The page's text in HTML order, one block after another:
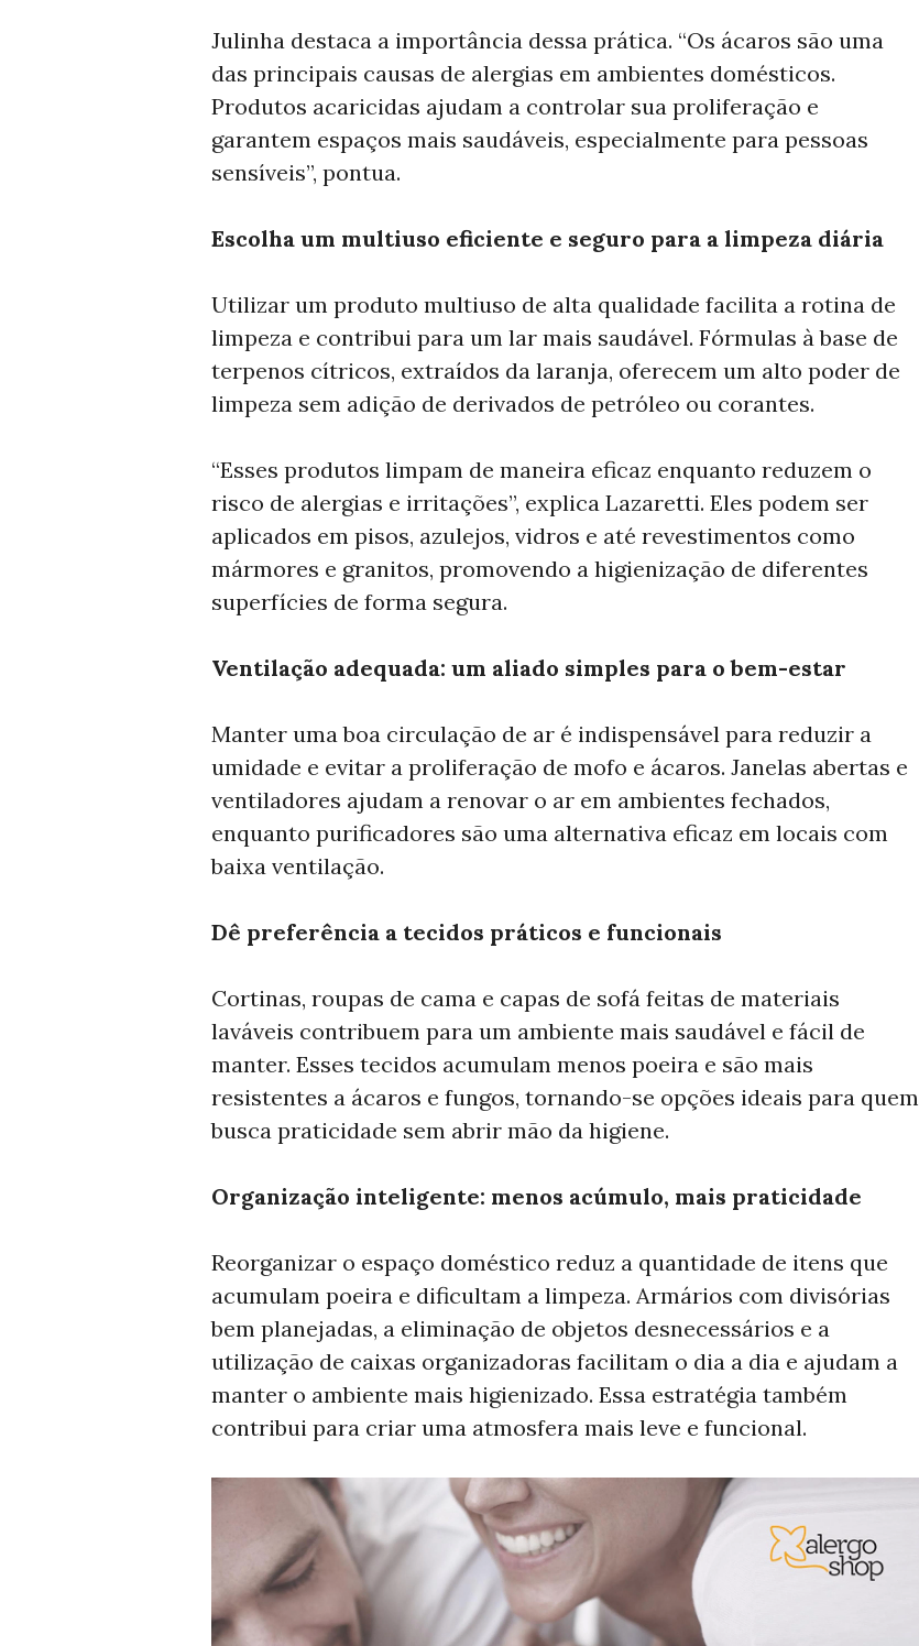
Julinha destaca a importância dessa prática. “Os ácaros são uma
das principais causas de alergias em ambientes domésticos.
Produtos acaricidas ajudam a controlar sua proliferação e
garantem espaços mais saudáveis, especialmente para pessoas
sensíveis”, pontua.
Escolha um multiuso eficiente e seguro para a limpeza diária
Utilizar um produto multiuso de alta qualidade facilita a rotina de
limpeza e contribui para um lar mais saudável. Fórmulas à base de
terpenos cítricos, extraídos da laranja, oferecem um alto poder de
limpeza sem adição de derivados de petróleo ou corantes.
“Esses produtos limpam de maneira eficaz enquanto reduzem o
risco de alergias e irritações”, explica Lazaretti. Eles podem ser
aplicados em pisos, azulejos, vidros e até revestimentos como
mármores e granitos, promovendo a higienização de diferentes
superfícies de forma segura.
Ventilação adequada: um aliado simples para o bem-estar
Manter uma boa circulação de ar é indispensável para reduzir a
umidade e evitar a proliferação de mofo e ácaros. Janelas abertas e
ventiladores ajudam a renovar o ar em ambientes fechados,
enquanto purificadores são uma alternativa eficaz em locais com
baixa ventilação.
Dê preferência a tecidos práticos e funcionais
Cortinas, roupas de cama e capas de sofá feitas de materiais
laváveis contribuem para um ambiente mais saudável e fácil de
manter. Esses tecidos acumulam menos poeira e são mais
resistentes a ácaros e fungos, tornando-se opções ideais para quem
busca praticidade sem abrir mão da higiene.
Organização inteligente: menos acúmulo, mais praticidade
Reorganizar o espaço doméstico reduz a quantidade de itens que
acumulam poeira e dificultam a limpeza. Armários com divisórias
bem planejadas, a eliminação de objetos desnecessários e a
utilização de caixas organizadoras facilitam o dia a dia e ajudam a
manter o ambiente mais higienizado. Essa estratégia também
contribui para criar uma atmosfera mais leve e funcional.